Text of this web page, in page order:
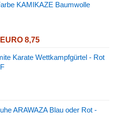
KAMIKAZE Baumwolle
EURO8,75Preisspanne:
bis
Karate Wettkampfgürtel - Rot
ARAWAZA Blau oder Rot -